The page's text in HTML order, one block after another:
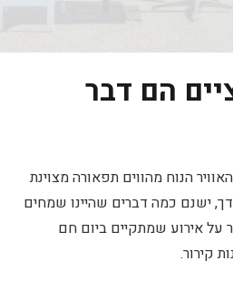
הם דבר
הנוח מהווים תפאורה מצוינת
ישנם כמה דברים שהיינו שמחים
אירוע שמתקיים ביום חם
קירור.